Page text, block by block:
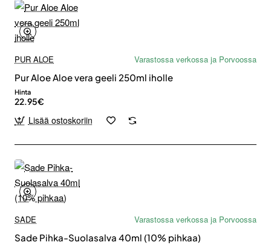
PUR ALOE
Varastossa verkossa ja Porvoossa
Pur Aloe Aloe vera geeli 250ml iholle
Hinta
22.95€
Lisää ostoskoriin
SADE
Varastossa verkossa ja Porvoossa
Sade Pihka-Suolasalva 40ml (10% pihkaa)